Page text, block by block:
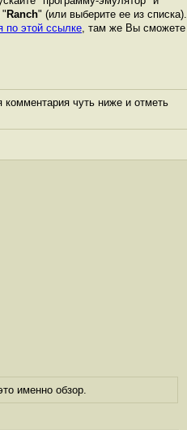
" Ranch" (или выберите ее из списка).
по этой ссылке, там же Вы сможете
чуть ниже и отметь
именно обзор.